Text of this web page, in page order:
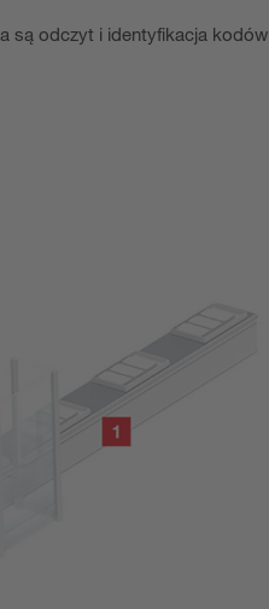
są odczyt i identyfikacja